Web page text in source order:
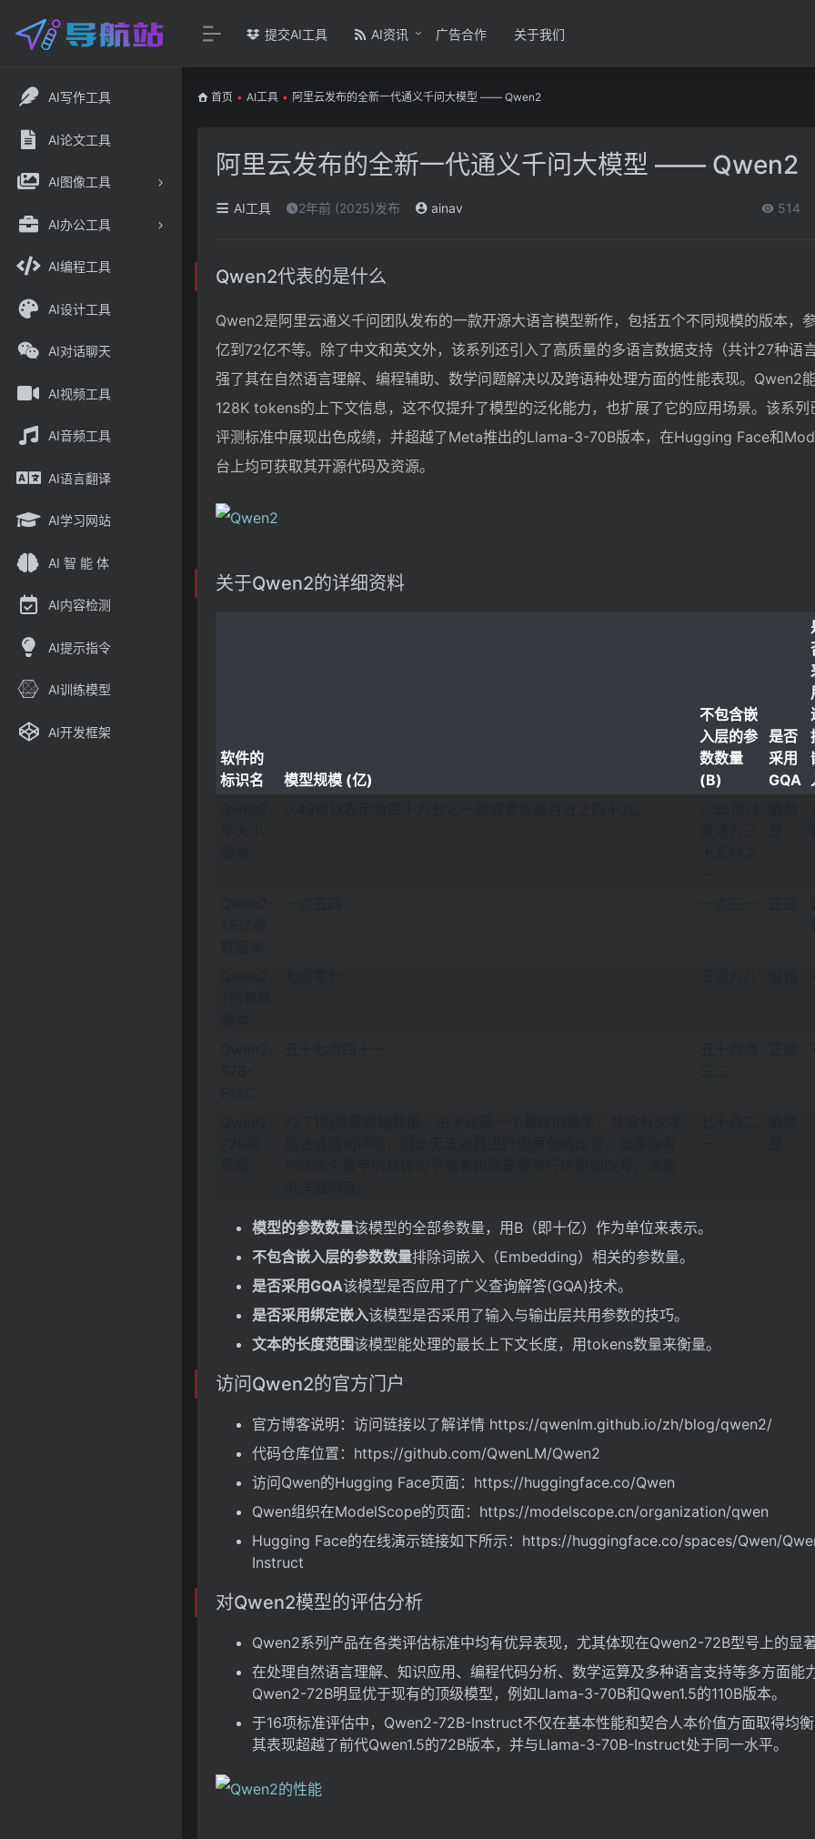
AI写作工具
AI论文工具
AI图像工具
AI办公工具
AI编程工具
AI设计工具
AI对话聊天
AI视频工具
AI音频工具
AI语言翻译
AI学习网站
AI 智 能 体
AI内容检测
AI提示指令
AI训练模型
AI开发框架
提交AI工具 AI资讯 广告合作 关于我们
首页 • AI工具 • 阿里云发布的全新一代通义千问大模型 —— Qwen2
阿里云发布的全新一代通义千问大模型 —— Qwen2
AI工具 2年前 (2025)发布 ainav 514
Qwen2代表的是什么
Qwen2是阿里云通义千问团队发布的一款开源大语言模型新作，包括五个不同规模的版本，
亿到72亿不等。除了中文和英文外，该系列还引入了高质量的多语言数据支持（共计27种语
强了其在自然语言理解、编程辅助、数学问题解决以及跨语种处理方面的性能表现。Qwen2
128K tokens的上下文信息，这不仅提升了模型的泛化能力，也扩展了它的应用场景。该系列
评测标准中展现出色成绩，并超越了Meta推出的Llama-3-70B版本，在Hugging Face和
台上均可获取其开源代码及资源。
关于Qwen2的详细资料
软件的
标识名
模型规模 (亿)
不包含嵌
入层的参
数数量
(B)
是否
采用
GQA
模型的参数数量该模型的全部参数量，用B（即十亿）作为单位来表示。
不包含嵌入层的参数数量排除词嵌入（Embedding）相关的参数量。
是否采用GQA该模型是否应用了广义查询解答(GQA)技术。
是否采用绑定嵌入该模型是否采用了输入与输出层共用参数的技巧。
文本的长度范围该模型能处理的最长上下文长度，用tokens数量来衡量。
访问Qwen2的官方门户
官方博客说明：访问链接以了解详情 https://qwenlm.github.io/zh/blog/qwen2/
代码仓库位置：https://github.com/QwenLM/Qwen2
访问Qwen的Hugging Face页面：https://huggingface.co/Qwen
Qwen组织在ModelScope的页面：https://modelscope.cn/organization/qwen
Hugging Face的在线演示链接如下所示：https://huggingface.co/spaces/Qwen/
Instruct
对Qwen2模型的评估分析
Qwen2系列产品在各类评估标准中均有优异表现，尤其体现在Qwen2-72B型号上的显著
在处理自然语言理解、知识应用、编程代码分析、数学运算及多种语言支持等多方面能力
Qwen2-72B明显优于现有的顶级模型，例如Llama-3-70B和Qwen1.5的110B版本。
于16项标准评估中，Qwen2-72B-Instruct不仅在基本性能和契合人本价值方面取得均
其表现超越了前代Qwen1.5的72B版本，并与Llama-3-70B-Instruct处于同一水平。